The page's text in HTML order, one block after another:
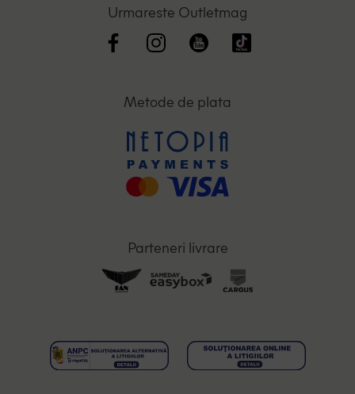
Urmareste Outletmag
Metode de plata
Parteneri livrare